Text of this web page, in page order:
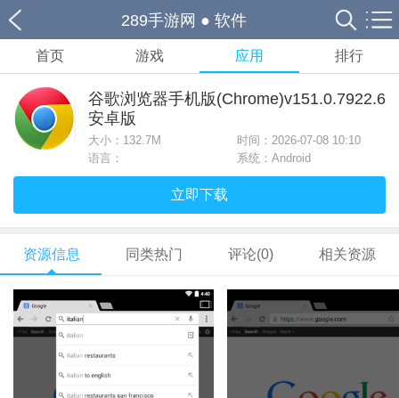
289手游网 ● 软件
首页 游戏 应用 排行
谷歌浏览器手机版(Chrome)v151.0.7922.6
安卓版
大小： 132.7M
时间：2026-07-08 10:10
语言：
系统：Android
立即下载
资源信息 同类热门 评论(0) 相关资源